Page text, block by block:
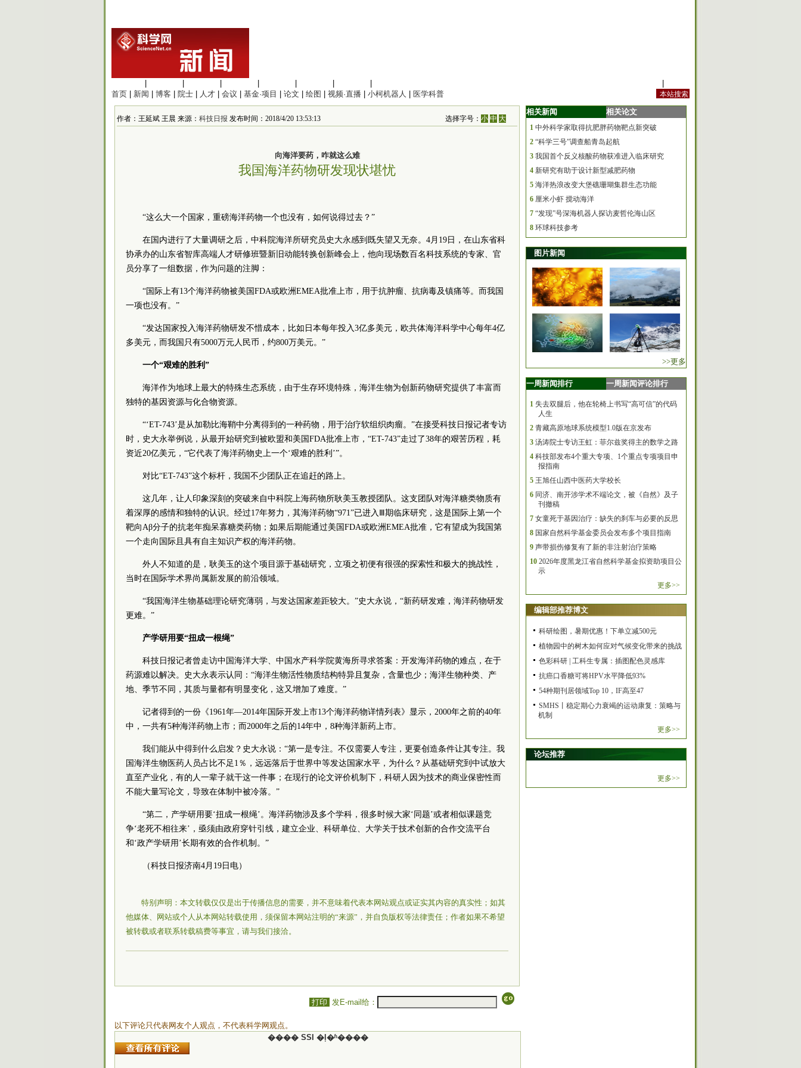
首页
新闻 博客 院士 人才 会议 基金·项目 论文 绘图 视频·直播 小柯机器人 医学科普
作者：王延斌 王晨 来源： 科技日报 发布时间：2018/4/20 13:53:13 选择字号：小 中 大
向海洋要药，咋就这么难
我国海洋药物研发现状堪忧
“这么大一个国家，重磅海洋药物一个也没有，如何说得过去？”
在国内进行了大量调研之后，中科院海洋所研究员史大永感到既失望又无奈。4月19日，在山东省科
协承办的山东省智库高端人才研修班暨新旧动能转换创新峰会上，他向现场数百名科技系统的专家、官
员分享了一组数据，作为问题的注脚：
“国际上有13个海洋药物被美国FDA或欧洲EMEA批准上市，用于抗肿瘤、抗病毒及镇痛等。而我国
一项也没有。”
“发达国家投入海洋药物研发不惜成本，比如日本每年投入3亿多美元，欧共体海洋科学中心每年4亿
多美元，而我国只有5000万元人民币，约800万美元。”
一个“艰难的胜利”
海洋作为地球上最大的特殊生态系统，由于生存环境特殊，海洋生物为创新药物研究提供了丰富而
独特的基因资源与化合物资源。
“‘ET-743’是从加勒比海鞘中分离得到的一种药物，用于治疗软组织肉瘤。”在接受科技日报记者专访
时，史大永举例说，从最开始研究到被欧盟和美国FDA批准上市，“ET-743”走过了38年的艰苦历程，耗
资近20亿美元，“它代表了海洋药物史上一个‘艰难的胜利’”。
对比“ET-743”这个标杆，我国不少团队正在追赶的路上。
这几年，让人印象深刻的突破来自中科院上海药物所耿美玉教授团队。这支团队对海洋糖类物质有
着深厚的感情和独特的认识。经过17年努力，其海洋药物“971”已进入Ⅲ期临床研究，这是国际上第一个
靶向Aβ分子的抗老年痴呆寡糖类药物；如果后期能通过美国FDA或欧洲EMEA批准，它有望成为我国第
一个走向国际且具有自主知识产权的海洋药物。
外人不知道的是，耿美玉的这个项目源于基础研究，立项之初便有很强的探索性和极大的挑战性，
当时在国际学术界尚属新发展的前沿领域。
“我国海洋生物基础理论研究薄弱，与发达国家差距较大。”史大永说，“新药研发难，海洋药物研发
更难。”
产学研用要“扭成一根绳”
科技日报记者曾走访中国海洋大学、中国水产科学院黄海所寻求答案：开发海洋药物的难点，在于
药源难以解决。史大永表示认同：“海洋生物活性物质结构特异且复杂，含量也少；海洋生物种类、产
地、季节不同，其质与量都有明显变化，这又增加了难度。”
记者得到的一份《1961年—2014年国际开发上市13个海洋药物详情列表》显示，2000年之前的40年
中，一共有5种海洋药物上市；而2000年之后的14年中，8种海洋新药上市。
我们能从中得到什么启发？史大永说：“第一是专注。不仅需要人专注，更要创造条件让其专注。我
国海洋生物医药人员占比不足1％，远远落后于世界中等发达国家水平，为什么？从基础研究到中试放大
直至产业化，有的人一辈子就干这一件事；在现行的论文评价机制下，科研人因为技术的商业保密性而
不能大量写论文，导致在体制中被冷落。”
“第二，产学研用要‘扭成一根绳’。海洋药物涉及多个学科，很多时候大家‘同题’或者相似课题竞
争‘老死不相往来’，亟须由政府穿针引线，建立企业、科研单位、大学关于技术创新的合作交流平台
和‘政产学研用’长期有效的合作机制。”
（科技日报济南4月19日电）
特别声明：本文转载仅仅是出于传播信息的需要，并不意味着代表本网站观点或证实其内容的真实性；如其
他媒体、网站或个人从本网站转载使用，须保留本网站注明的“来源”，并自负版权等法律责任；作者如果不希望
被转载或者联系转载稿费等事宜，请与我们接洽。
打印 发E-mail给：
以下评论只代表网友个人观点，不代表科学网观点。
���� SSI �ļ�ʱ����
相关新闻 相关论文
1 中外科学家取得抗肥胖药物靶点新突破
2 “科学三号”调查船青岛起航
3 我国首个反义核酸药物获准进入临床研究
4 新研究有助于设计新型减肥药物
5 海洋热浪改变大堡礁珊瑚集群生态功能
6 厘米小虾 搅动海洋
7 “发现”号深海机器人探访麦哲伦海山区
8 环球科技参考
图片新闻
>>更多
一周新闻排行 一周新闻评论排行
1 失去双腿后，他在轮椅上书写“高可信”的代码
人生
2 青藏高原地球系统模型1.0版在京发布
3 汤涛院士专访王虹：菲尔兹奖得主的数学之路
4 科技部发布4个重大专项、1个重点专项项目申
报指南
5 王旭任山西中医药大学校长
6 同济、南开涉学术不端论文，被《自然》及子
刊撤稿
7 女童死于基因治疗：缺失的刹车与必要的反思
8 国家自然科学基金委员会发布多个项目指南
9 声带损伤修复有了新的非注射治疗策略
10 2026年度黑龙江省自然科学基金拟资助项目公
示
更多>>
编辑部推荐博文
科研绘图，暑期优惠！下单立减500元
植物园中的树木如何应对气候变化带来的挑战
色彩科研 | 工科生专属：插图配色灵感库
抗癌口香糖可将HPV水平降低93%
54种期刊居领域Top 10，IF高至47
SMHS丨稳定期心力衰竭的运动康复：策略与
机制
更多>>
论坛推荐
更多>>